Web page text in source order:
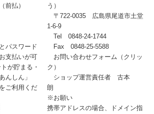
前払）
パスワード
支払いが可
が貯まる・
んしん」
ご利用くだ
う）
〒722-0035 広島県尾道市土堂
1-6-9
Tel 0848-24-1744
Fax 0848-25-5588
お問い合わせフォーム （クリッ
ク）
ショップ運営責任者 古本
朗
※お願い
携帯アドレスの場合、ドメイン指